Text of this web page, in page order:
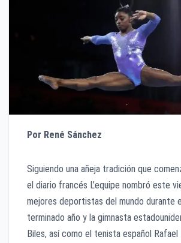
Por René Sánchez
Siguiendo una añeja tradición que
el diario francés L’equipe nombró este
mejores deportistas del mundo durante
terminado año y la gimnasta
Biles, así como el tenista español Rafael